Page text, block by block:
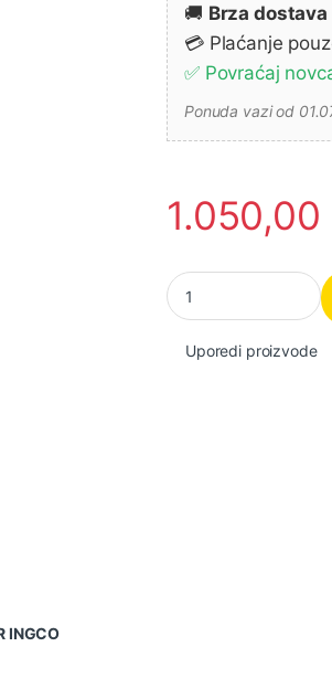
🚚 Brza dostava
💳 Plaćanje
✅ Povraćaj
Ponuda vazi od
1.050,00
Set lista testere za
Uporedi proizvode
INGCO